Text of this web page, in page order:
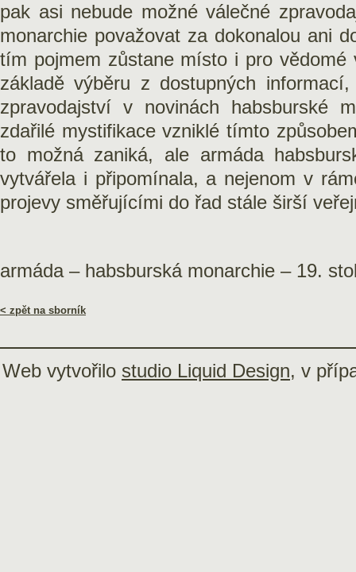
pak asi nebude možné válečné
monarchie považovat za dokonalou ani
tím pojmem zůstane místo i pro
základě výběru z dostupných
zpravodajství v novinách habsburské
zdařilé mystifikace vzniklé tímto
to možná zaniká, ale armáda
vytvářela i připomínala, a nejenom v
projevy směřujícími do řad stále širší
armáda – habsburská monarchie – 19.
< zpět na sborník
Web vytvořilo studio Liquid Design, v